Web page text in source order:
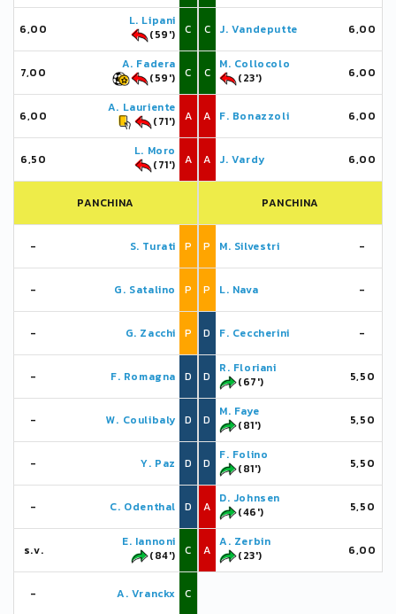
6,00
L. Lipani
(59')
C
7,00
A. Fadera
(59')
C
6,00
A. Lauriente
(71')
A
6,50
L. Moro
(71')
A
PANCHINA
- S. Turati P
- G. Satalino P
- G. Zacchi P
- F. Romagna D
- W. Coulibaly D
- Y. Paz D
- C. Odenthal D
s.v.
E. Iannoni
(84')
C
- A. Vranckx C
C J. Vandeputte 6,00
C
M. Collocolo
(23')
6,00
A F. Bonazzoli 6,00
A J. Vardy 6,00
PANCHINA
P M. Silvestri -
P L. Nava -
D F. Ceccherini -
D
R. Floriani
(67')
5,50
D
M. Faye
(81')
5,50
D
F. Folino
(81')
5,50
A
D. Johnsen
(46')
5,50
A
A. Zerbin
(23')
6,00